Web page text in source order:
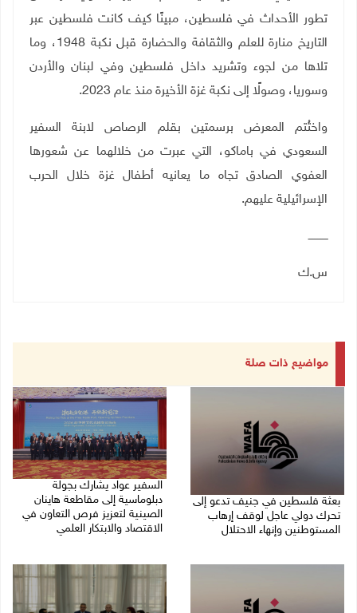
تطور الأحداث في فلسطين، مبينًا كيف كانت فلسطين عبر
التاريخ منارة للعلم والثقافة والحضارة قبل نكبة 1948، وما
تلاها من لجوء وتشريد داخل فلسطين وفي لبنان والأردن
وسوريا، وصولًا إلى نكبة غزة الأخيرة منذ عام 2023.
واختُتم المعرض برسمتين بقلم الرصاص لابنة السفير
السعودي في باماكو، التي عبرت من خلالهما عن شعورها
العفوي الصادق تجاه ما يعانيه أطفال غزة خلال الحرب
الإسرائيلية عليهم.
ــــــــــــ
س.ك
مواضيع ذات صلة
بعثة فلسطين في جنيف تدعو إلى
تحرك دولي عاجل لوقف إرهاب
المستوطنين وإنهاء الاحتلال
السفير عواد يشارك بجولة
دبلوماسية إلى مقاطعة هاينان
الصينية لتعزيز فرص التعاون في
الاقتصاد والابتكار العلمي